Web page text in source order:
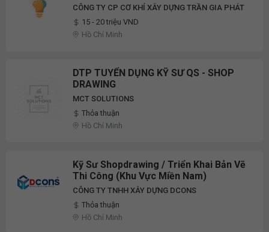
CÔNG TY CP CƠ KHÍ XÂY DỰNG TRẦN GIA PHÁT
15 - 20 triệu VND
Hồ Chí Minh
DTP TUYỂN DỤNG KỸ SƯ QS - SHOP
DRAWING
MCT SOLUTIONS
Thỏa thuận
Hồ Chí Minh
Kỹ Sư Shopdrawing / Triển Khai Bản Vẽ
Thi Công (Khu Vực Miền Nam)
CÔNG TY TNHH XÂY DỰNG DCONS
Thỏa thuận
Hồ Chí Minh